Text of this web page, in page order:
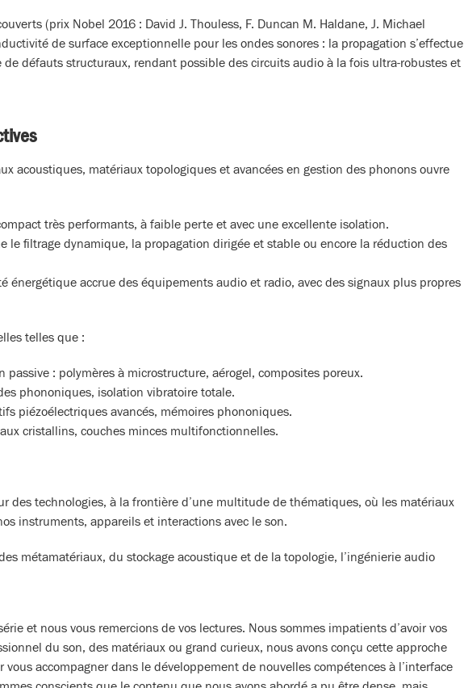
(prix Nobel 2016 : David J. Thouless, F. Duncan M. Haldane, J. Michael
de surface exceptionnelle pour les ondes sonores : la propagation s’effectue
de défauts structuraux, rendant possible des circuits audio à la fois ultra-robustes et
acoustiques, matériaux topologiques et avancées en gestion des phonons ouvre
très performants, à faible perte et avec une excellente isolation.
le filtrage dynamique, la propagation dirigée et stable ou encore la réduction des
énergétique accrue des équipements audio et radio, avec des signaux plus propres
telles que :
passive : polymères à microstructure, aérogel, composites poreux.
phononiques, isolation vibratoire totale.
piézoélectriques avancés, mémoires phononiques.
cristallins, couches minces multifonctionnelles.
des technologies, à la frontière d’une multitude de thématiques, où les matériaux
instruments, appareils et interactions avec le son.
métamatériaux, du stockage acoustique et de la topologie, l’ingénierie audio
et nous vous remercions de vos lectures. Nous sommes impatients d’avoir vos
du son, des matériaux ou grand curieux, nous avons conçu cette approche
accompagner dans le développement de nouvelles compétences à l’interface